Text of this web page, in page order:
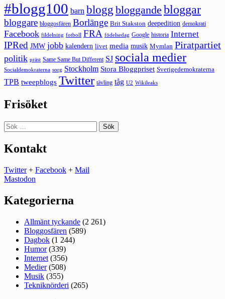
#blogg100 barn blogg bloggande bloggar
bloggare bloggosfären Borlänge Brit Stakston deepedition demokrati
Facebook fildelning fotboll FRA födelsedag Google historia Internet
IPRed JMW jobb kalendern livet media musik Mymlan Piratpartiet
politik präst Same Same But Different SJ sociala medier
Socialdemokraterna sorg Stockholm Stora Bloggpriset Sverigedemokraterna
TPB tweepblogs Twitter tävling tåg U2 Wikileaks
Frisöket
Sök
efter:
Kontakt
Twitter+ Facebook + Mail
Mastodon
Kategorierna
Allmänt tyckande (2 261)
Bloggosfären (589)
Dagbok (1 244)
Humor(339)
Internet (356)
Medier(508)
Musik (355)
Tekniknörderi (265)